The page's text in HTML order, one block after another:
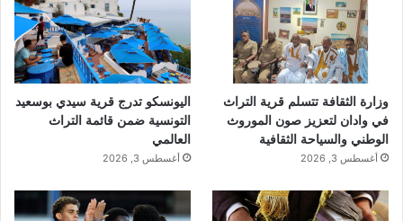
وزارة الثقافة تتسلم قرية التراث
في وادان لتعزيز صون الموروث
الوطني والسياحة الثقافية
أغسطس 3, 2026
اليونسكو تدرج قرية سيدي بوسعيد
التونسية ضمن قائمة التراث
العالمي
أغسطس 3, 2026